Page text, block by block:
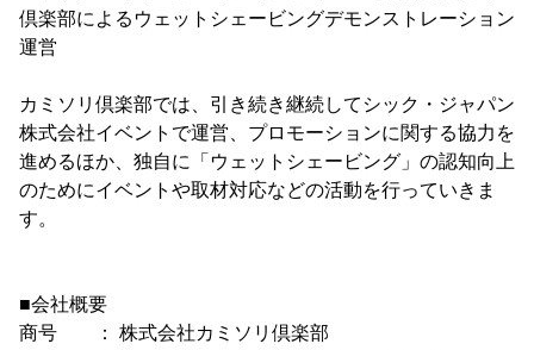
倶楽部によるウェットシェービングデモンストレーション
運営
カミソリ倶楽部では、引き続き継続してシック・ジャパン
株式会社イベントで運営、プロモーションに関する協力を
進めるほか、独自に「ウェットシェービング」の認知向上
のためにイベントや取材対応などの活動を行っていきま
す。
■会社概要
商号 ： 株式会社カミソリ倶楽部